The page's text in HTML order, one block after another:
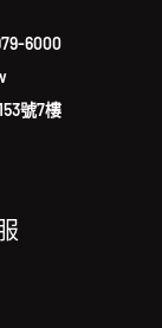
6000
號7樓